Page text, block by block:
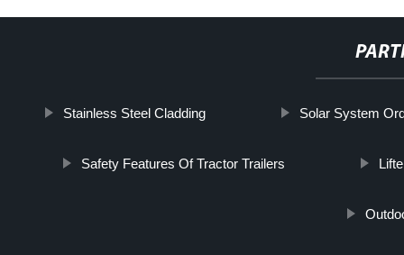
Stainless Steel Cladding Solar System
Safety Features Of Tractor Trailers